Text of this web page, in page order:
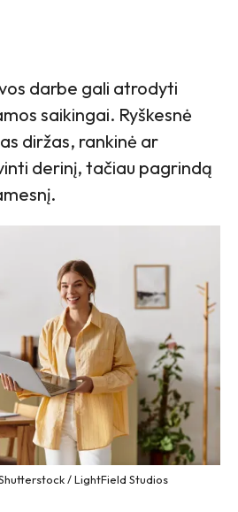
darbe gali atrodyti
saikingai. Ryškesnė
diržas, rankinė ar
derinį, tačiau pagrindą
/ LightField Studios